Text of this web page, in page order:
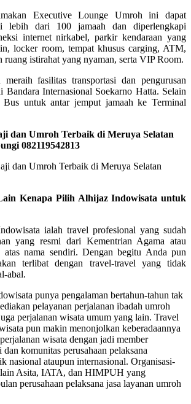
Executive Lounge Umroh ini dapat
lebih dari 100 jamaah dan diperlengkapi
internet nirkabel, parkir kendaraan yang
locker room, tempat khusus carging, ATM,
ruang istirahat yang nyaman, serta VIP Room.
meraih fasilitas transportasi dan pengurusan
Bandara Internasional Soekarno Hatta. Selain
Bus untuk antar jemput jamaah ke Terminal
dan Umroh Terbaik di Meruya Selatan
082119542813
Kenapa Pilih Alhijaz Indowisata untuk
ialah travel profesional yang sudah
yang resmi dari Kementrian Agama atau
atas nama sendiri. Dengan begitu Anda pun
terlibat dengan travel-travel yang tidak
abal.
punya pengalaman bertahun-tahun tak
pelayanan perjalanan ibadah umroh
perjalanan wisata umum yang lain. Travel
pun makin menonjolkan keberadaannya
wisata dengan jadi member
dan komunitas perusahaan pelaksana
nasional ataupun internasional. Organisasi-
lain Asita, IATA, dan HIMPUH yang
perusahaan pelaksana jasa layanan umroh